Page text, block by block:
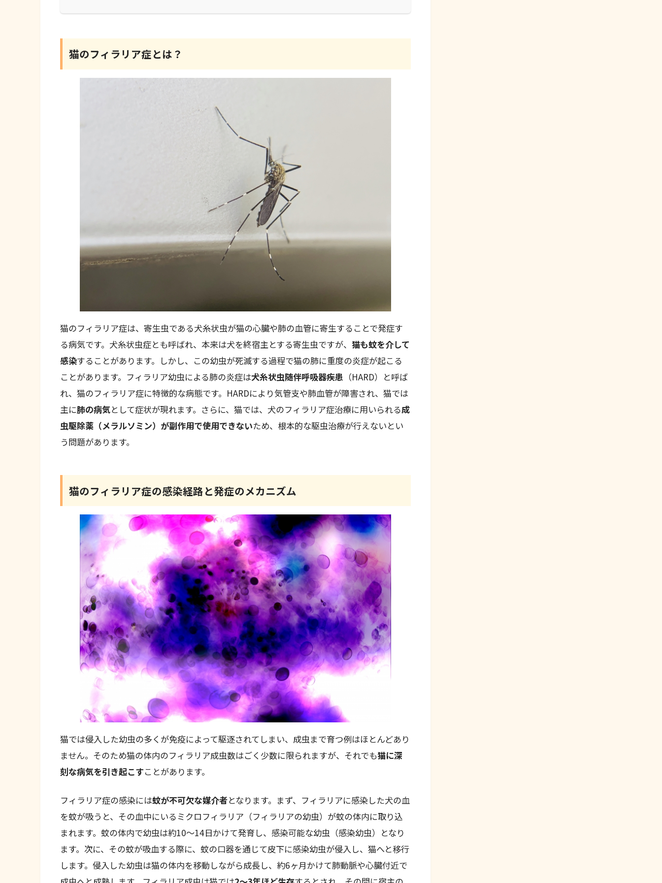
猫のフィラリア症とは？
猫のフィラリア症は、寄生虫である犬糸状虫が猫の心臓や肺の血管に寄生することで発症す
る病気です。犬糸状虫症とも呼ばれ、本来は犬を終宿主とする寄生虫ですが、 猫も蚊を介して
感染することがあります。しかし、この幼虫が死滅する過程で猫の肺に重度の炎症が起こる
ことがあります。フィラリア幼虫による肺の炎症は犬糸状虫随伴呼吸器疾患 （HARD）と呼ば
れ、猫のフィラリア症に特徴的な病態です。HARDにより気管支や肺血管が障害され、猫では
主に肺の病気として症状が現れます。さらに、猫では、犬のフィラリア症治療に用いられる成
虫駆除薬（メラルソミン）が副作用で使用できないため、根本的な駆虫治療が行えないとい
う問題があります。
猫のフィラリア症の感染経路と発症のメカニズム
猫では侵入した幼虫の多くが免疫によって駆逐されてしまい、成虫まで育つ例はほとんどあり
ません。そのため猫の体内のフィラリア成虫数はごく少数に限られますが、それでも猫に深
刻な病気を引き起こすことがあります。
フィラリア症の感染には蚊が不可欠な媒介者となります。まず、フィラリアに感染した犬の血
を蚊が吸うと、その血中にいるミクロフィラリア（フィラリアの幼虫）が蚊の体内に取り込
まれます。蚊の体内で幼虫は約10～14日かけて発育し、感染可能な幼虫（感染幼虫）となり
ます。次に、その蚊が吸血する際に、蚊の口器を通じて皮下に感染幼虫が侵入し、猫へと移行
します。侵入した幼虫は猫の体内を移動しながら成長し、約6ヶ月かけて肺動脈や心臓付近で